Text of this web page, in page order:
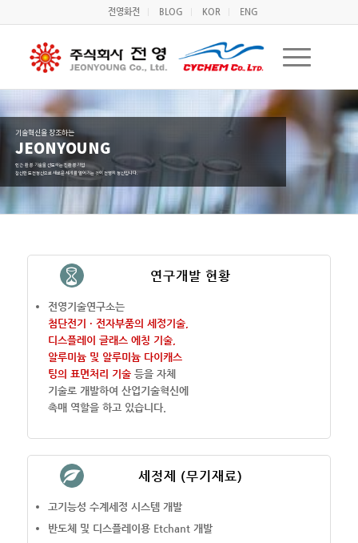
전영화전 BLOG KOR ENG
기술혁신을 창조하는
JEONYOUNG
인간·환경·기술을 선도하는 친환경 기업
참신한 도전정신으로 새로운 세계를 열어가는 것이 전영의 정신입니다.
연구개발 현황
전영기술연구소는
첨단전기 · 전자부품의 세정기술,
디스플레이 글래스 에칭 기술,
알루미늄 및 알루미늄 다이캐스
팅의 표면처리 기술등을 자체
기술로 개발하여 산업기술혁신에
촉매 역할을 하고 있습니다.
세정제 (무기재료)
고기능성 수계세정 시스템 개발
반도체 및 디스플레이용 Etchant 개발